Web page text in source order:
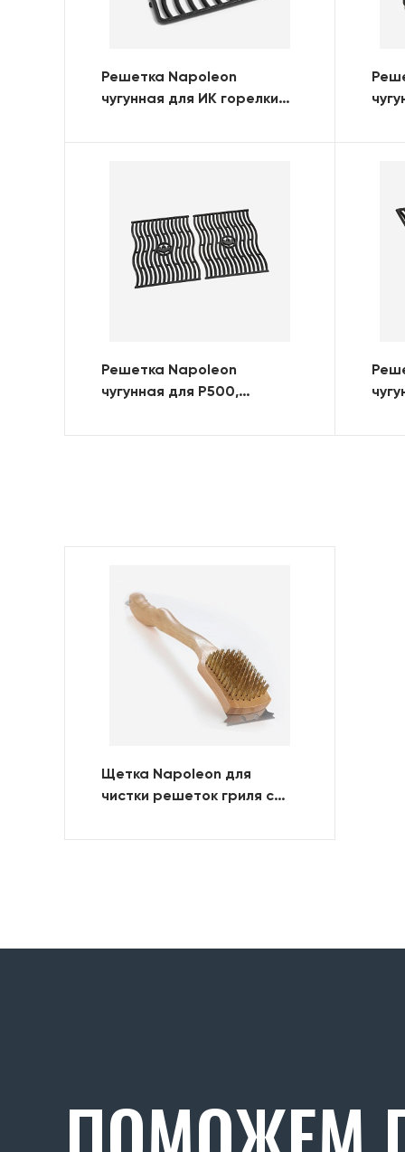
Решетка Napoleon
чугунная для ИК горелки
Решетка Napoleon
чугунная для P500,
Щетка Napoleon для
чистки решеток гриля с